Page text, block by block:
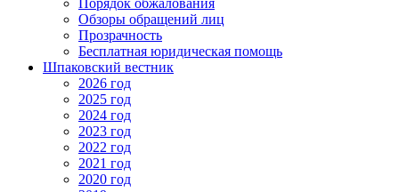
Порядок обжалования
Обзоры обращений лиц
Прозрачность
Бесплатная юридическая помощь
Шпаковский вестник
2026 год
2025 год
2024 год
2023 год
2022 год
2021 год
2020 год